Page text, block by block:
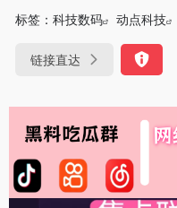
标签： 科技数码 动点科技
链接直达